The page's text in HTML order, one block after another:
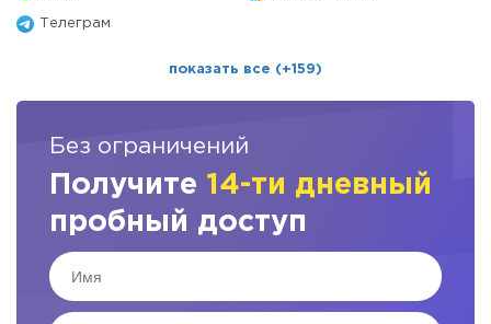
Телеграм
показать все (+159)
Без ограничений
Получите 14-ти дневный
пробный доступ